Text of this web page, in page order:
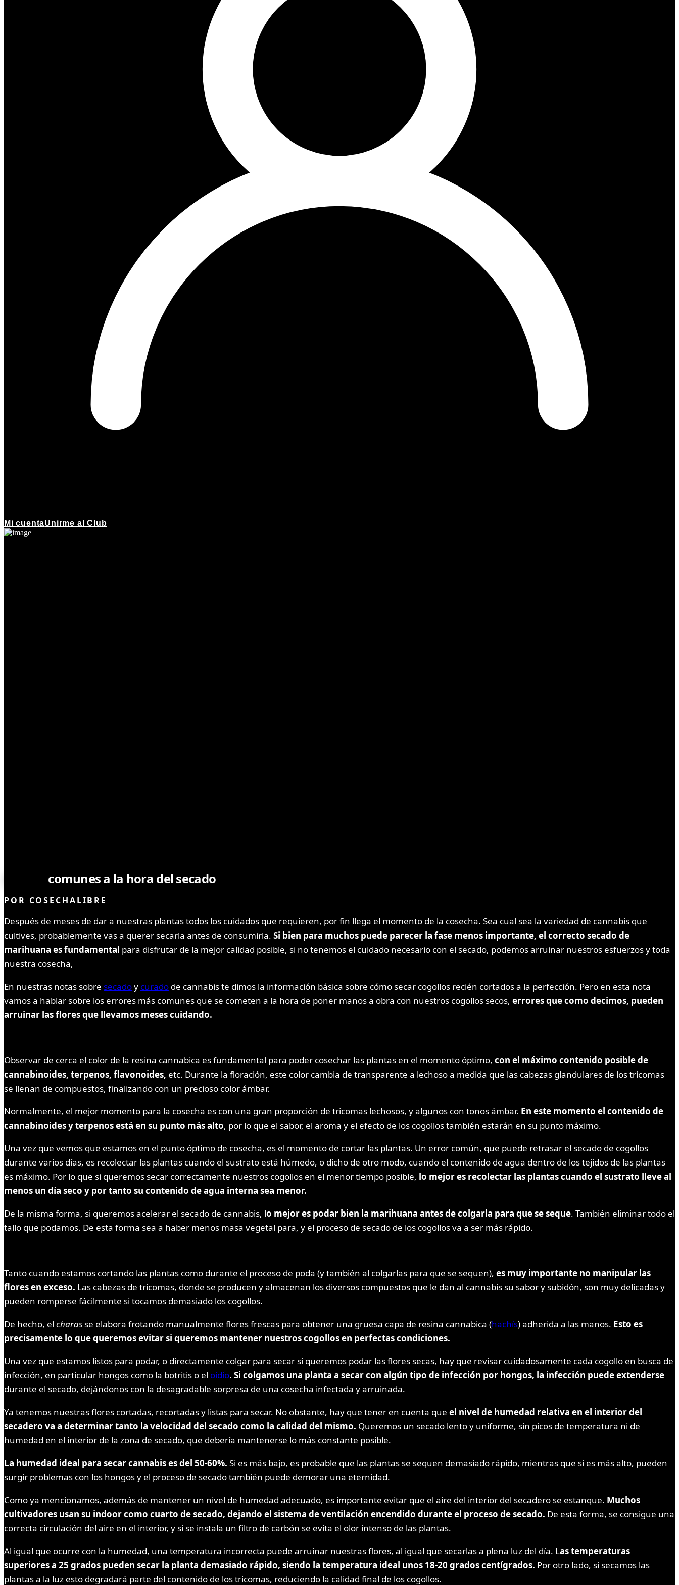
Mi cuentaUnirme al Club
comunes a la hora del secado
POR COSECHALIBRE
Después de meses de dar a nuestras plantas todos los cuidados que requieren, por fin llega el momento de la cosecha. Sea cual sea la variedad de cannabis que
cultives, probablemente vas a querer secarla antes de consumirla. Si bien para muchos puede parecer la fase menos importante, el correcto secado de
marihuana es fundamental para disfrutar de la mejor calidad posible, si no tenemos el cuidado necesario con el secado, podemos arruinar nuestros esfuerzos y toda
nuestra cosecha,
En nuestras notas sobre secadoy curado de cannabis te dimos la información básica sobre cómo secar cogollos recién cortados a la perfección. Pero en esta nota
vamos a hablar sobre los errores más comunes que se cometen a la hora de poner manos a obra con nuestros cogollos secos, errores que como decimos, pueden
arruinar las flores que llevamos meses cuidando.
Observar de cerca el color de la resina cannabica es fundamental para poder cosechar las plantas en el momento óptimo, con el máximo contenido posible de
cannabinoides, terpenos, flavonoides, etc. Durante la floración, este color cambia de transparente a lechoso a medida que las cabezas glandulares de los tricomas
se llenan de compuestos, finalizando con un precioso color ámbar.
Normalmente, el mejor momento para la cosecha es con una gran proporción de tricomas lechosos, y algunos con tonos ámbar. En este momento el contenido de
cannabinoides y terpenos está en su punto más alto, por lo que el sabor, el aroma y el efecto de los cogollos también estarán en su punto máximo.
Una vez que vemos que estamos en el punto óptimo de cosecha, es el momento de cortar las plantas. Un error común, que puede retrasar el secado de cogollos
durante varios días, es recolectar las plantas cuando el sustrato está húmedo, o dicho de otro modo, cuando el contenido de agua dentro de los tejidos de las plantas
es máximo. Por lo que si queremos secar correctamente nuestros cogollos en el menor tiempo posible, lo mejor es recolectar las plantas cuando el sustrato lleve al
menos un día seco y por tanto su contenido de agua interna sea menor.
De la misma forma, si queremos acelerar el secado de cannabis, lo mejor es podar bien la marihuana antes de colgarla para que se seque. También eliminar todo el
tallo que podamos. De esta forma sea a haber menos masa vegetal para, y el proceso de secado de los cogollos va a ser más rápido.
Tanto cuando estamos cortando las plantas como durante el proceso de poda (y también al colgarlas para que se sequen), es muy importante no manipular las
flores en exceso. Las cabezas de tricomas, donde se producen y almacenan los diversos compuestos que le dan al cannabis su sabor y subidón, son muy delicadas y
pueden romperse fácilmente si tocamos demasiado los cogollos.
De hecho, el charasse elabora frotando manualmente flores frescas para obtener una gruesa capa de resina cannabica (hachís) adherida a las manos. Esto es
precisamente lo que queremos evitar si queremos mantener nuestros cogollos en perfectas condiciones.
Una vez que estamos listos para podar, o directamente colgar para secar si queremos podar las flores secas, hay que revisar cuidadosamente cada cogollo en busca de
infección, en particular hongos como la botritis o el oídio. Si colgamos una planta a secar con algún tipo de infección por hongos, la infección puede extenderse
durante el secado, dejándonos con la desagradable sorpresa de una cosecha infectada y arruinada.
Ya tenemos nuestras flores cortadas, recortadas y listas para secar. No obstante, hay que tener en cuenta que el nivel de humedad relativa en el interior del
secadero va a determinar tanto la velocidad del secado como la calidad del mismo. Queremos un secado lento y uniforme, sin picos de temperatura ni de
humedad en el interior de la zona de secado, que debería mantenerse lo más constante posible.
La humedad ideal para secar cannabis es del 50-60%. Si es más bajo, es probable que las plantas se sequen demasiado rápido, mientras que si es más alto, pueden
surgir problemas con los hongos y el proceso de secado también puede demorar una eternidad.
Como ya mencionamos, además de mantener un nivel de humedad adecuado, es importante evitar que el aire del interior del secadero se estanque. Muchos
cultivadores usan su indoor como cuarto de secado, dejando el sistema de ventilación encendido durante el proceso de secado. De esta forma, se consigue una
correcta circulación del aire en el interior, y si se instala un filtro de carbón se evita el olor intenso de las plantas.
Al igual que ocurre con la humedad, una temperatura incorrecta puede arruinar nuestras flores, al igual que secarlas a plena luz del día. Las temperaturas
superiores a 25 grados pueden secar la planta demasiado rápido, siendo la temperatura ideal unos 18-20 grados centígrados. Por otro lado, si secamos las
plantas a la luz esto degradará parte del contenido de los tricomas, reduciendo la calidad final de los cogollos.